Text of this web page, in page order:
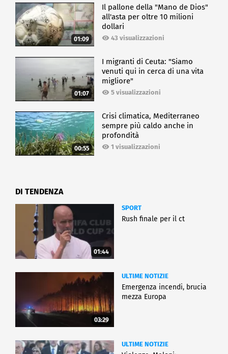
01:09
Il pallone della "Mano de Dios"
all'asta per oltre 10 milioni
dollari
43 visualizzazioni
01:07
I migranti di Ceuta: "Siamo
venuti qui in cerca di una vita
migliore"
5 visualizzazioni
00:55
Crisi climatica, Mediterraneo
sempre più caldo anche in
profondità
1 visualizzazioni
DI TENDENZA
01:44
SPORT
Rush finale per il ct
03:29
ULTIME NOTIZIE
Emergenza incendi, brucia
mezza Europa
ULTIME NOTIZIE